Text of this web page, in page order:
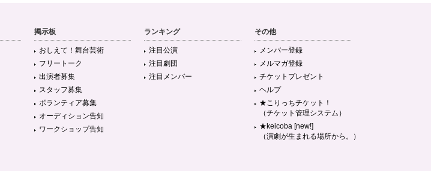
掲示板
おしえて！舞台芸術
フリートーク
出演者募集
スタッフ募集
ボランティア募集
オーディション告知
ワークショップ告知
ランキング
注目公演
注目劇団
注目メンバー
その他
メンバー登録
メルマガ登録
チケットプレゼント
ヘルプ
★こりっちチケット！
（チケット管理システム）
★keicoba [new!]
（演劇が生まれる場所から。）